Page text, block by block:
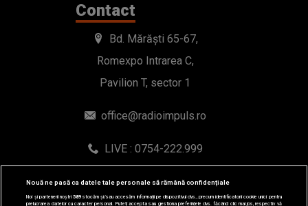
Contact
Bd. Mărăști 65-67,
Romexpo Intrarea C,
Pavilion T, sector 1
office@radioimpuls.ro
LIVE : 0754-222.999
Nouă ne pasă ca datele tale personale să rămână confidențiale
Noi și partenerii noștri589stocăm și/sau accesăm informații pe dispozitivul dvs., precum identificatorii cookie unici pentru
prelucrarea datelor cu caracter personal. Puteți accepta sau gestiona preferințele dvs. făcând clic mai jos, respectiv vă